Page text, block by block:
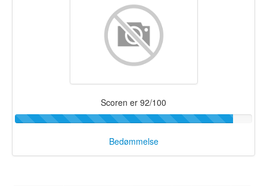
Scoren er 92/100
Bedømmelse